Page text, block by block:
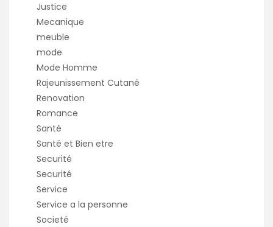
Justice
Mecanique
meuble
mode
Mode Homme
Rajeunissement Cutané
Renovation
Romance
Santé
Santé et Bien etre
Securité
Securité
Service
Service a la personne
Societé